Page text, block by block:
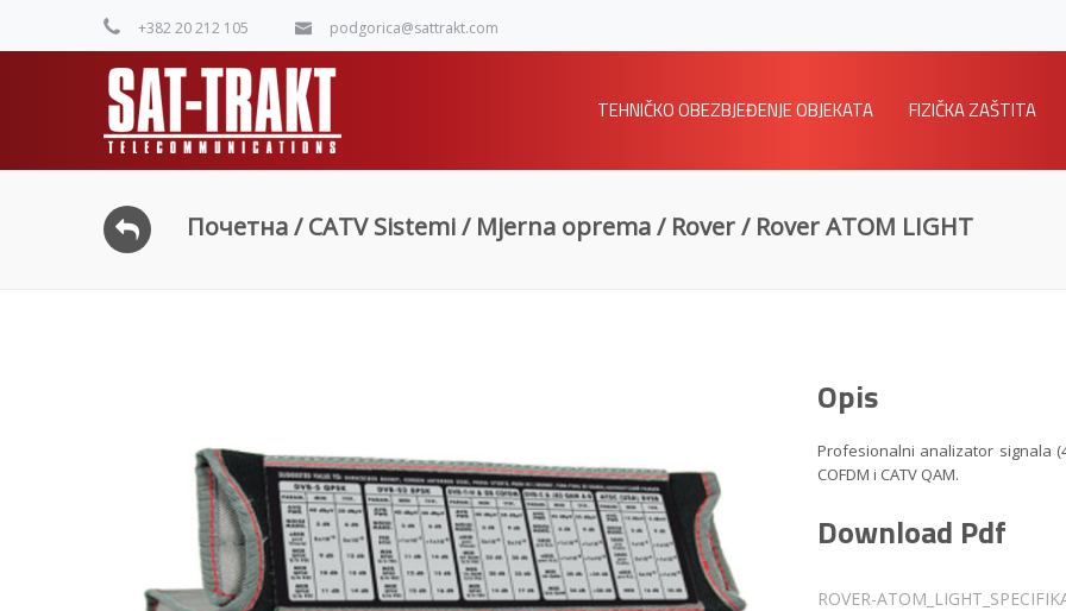
+382 20 212 105 podgorica@sattrakt.com
TEHNIČKO OBEZBJEĐENJE OBJEKATA FIZIČKA ZAŠTITA
Почетна/CATV Sistemi/ Mjerna oprema/ Rover/ Rover ATOM LIGHT
Opis
Profesionalni analizator signala
COFDM i CATV QAM.
Download Pdf
ROVER-